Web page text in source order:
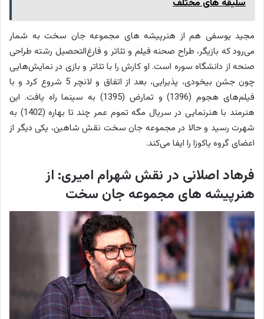
سلیقه های مختلف
مجید یوسفی هم از هنرپیشه های مجموعه جان سخت به شمار
می‌رود که بازیگر، طراح صحنه فیلم و تئاتر و فارغ‌التحصیل رشته طراحی
صنحه از دانشگاه سوره است. او کارش را با تئاتر و بازی در نمایش‌هایی
چون جشن بیخودی، پذیرایی، بعد از اتفاق و لانچر 5 شروع کرد و با
فیلم‌های هجوم (1396) و تمارض (1395) به سینما راه یافت. این
هنرمند با هنرنمایی در سریال مگه تموم عمر چند تا بهاره (1402) به
شهرت رسید و حالا در مجموعه جان سخت نقش شاهین، یکی دیگر از
اعضای گروه یاکوزا را ایفا می‌کند.
فرهاد اصلانی در نقش شهرام امیری: از
هنرپیشه های مجموعه جان سخت